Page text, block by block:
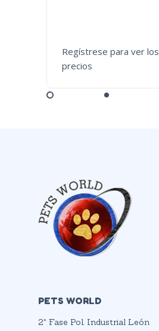
Regístrese para ver los
precios
PETS WORLD
2ª Fase Pol. Industrial León